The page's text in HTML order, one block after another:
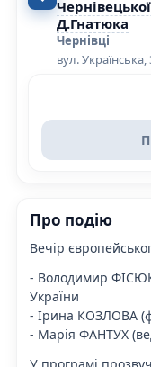
Д.Гнатюка
Чернівці
вул. Українська,
Про подію
Вечір
- Володимир
України
- Ірина КОЗЛОВА
- Марія ФАНТУХ